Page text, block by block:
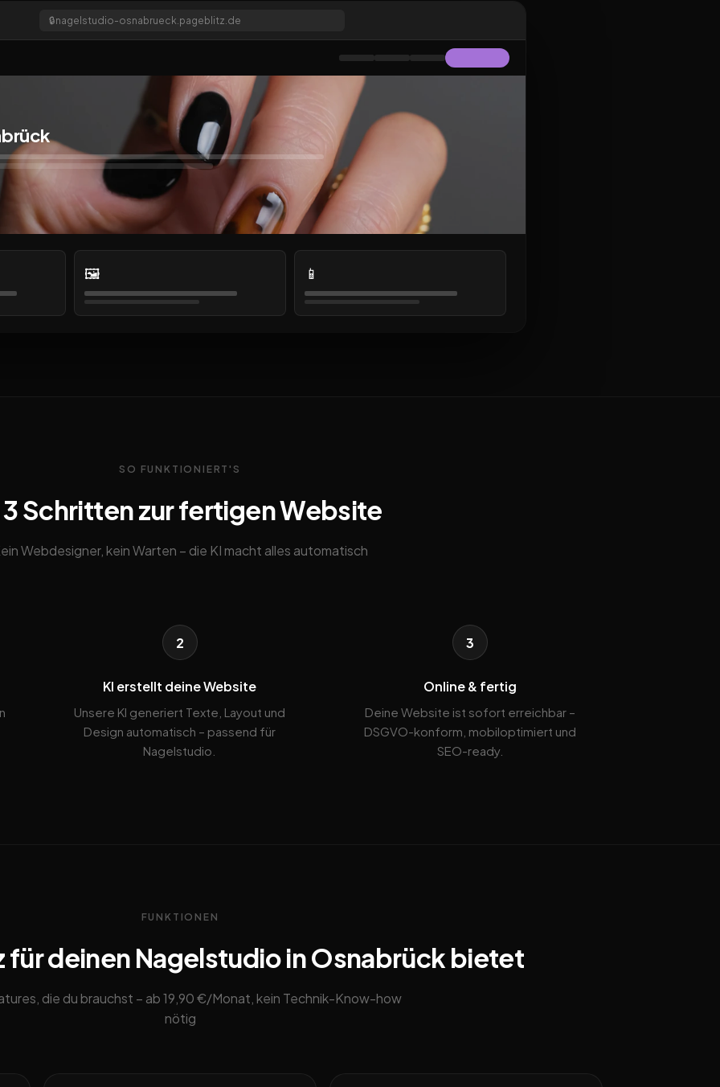
🔒nagelstudio-osnabrueck.pageblitz.de
🖼️ 📱
SO FUNKTIONIERT'S
3 Schritten zur fertigen Website
Webdesigner, kein Warten – die KI macht alles automatisch
2
KI erstellt deine Website
Unsere KI generiert Texte, Layout und
Design automatisch – passend für
Nagelstudio.
3
Online & fertig
Deine Website ist sofort erreichbar –
DSGVO-konform, mobiloptimiert und
SEO-ready.
FUNKTIONEN
für deinen Nagelstudio in Osnabrück bietet
die du brauchst – ab 19,90 €/Monat, kein Technik-Know-how
nötig